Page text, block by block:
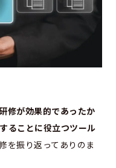
修が効果的であったか
ることに役立つツール
を振り返ってありのま